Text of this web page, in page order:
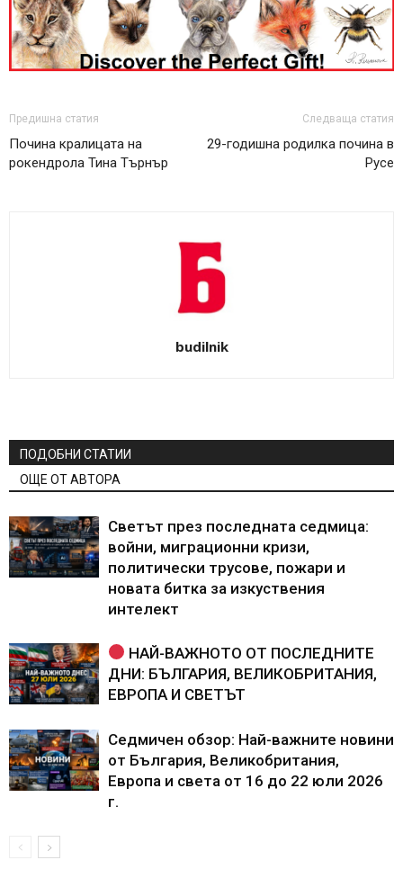
Предишна статия
Почина кралицата на
рокендрола Тина Търнър
Следваща статия
29-годишна родилка почина в
Русе
budilnik
ПОДОБНИ СТАТИИ
ОЩЕ ОТ АВТОРА
Светът през последната седмица:
войни, миграционни кризи,
политически трусове, пожари и
новата битка за изкуствения
интелект
НАЙ-ВАЖНОТО ОТ ПОСЛЕДНИТЕ
ДНИ: БЪЛГАРИЯ, ВЕЛИКОБРИТАНИЯ,
ЕВРОПА И СВЕТЪТ
Седмичен обзор: Най-важните новини
от България, Великобритания,
Европа и света от 16 до 22 юли 2026
г.